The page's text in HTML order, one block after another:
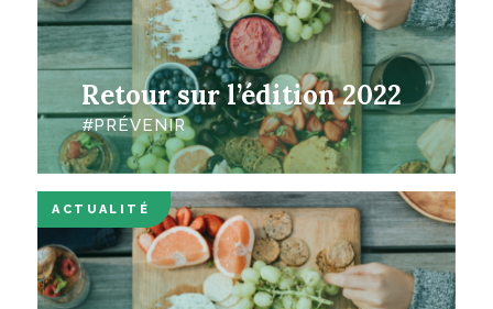
Retour sur l’édition 2022
PRÉVENIR
ACTUALITÉ